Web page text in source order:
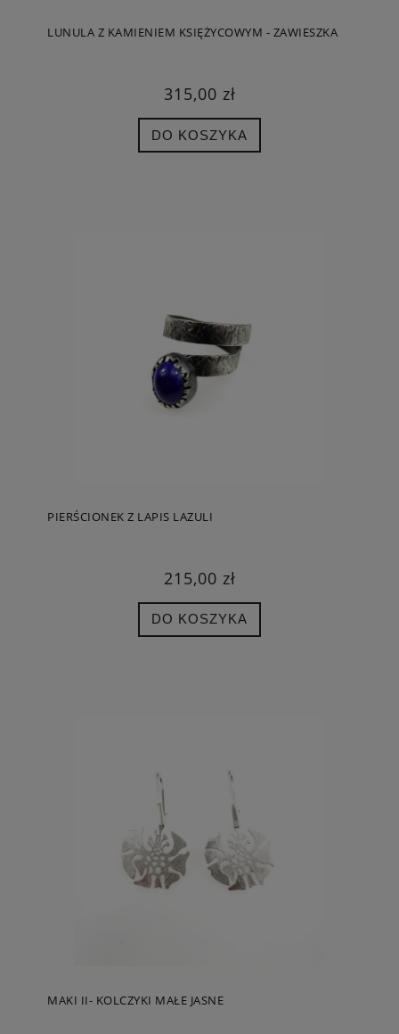
LUNULA Z KAMIENIEM KSIĘŻYCOWYM - ZAWIESZKA
315,00 zł
DO KOSZYKA
PIERŚCIONEK Z LAPIS LAZULI
215,00 zł
DO KOSZYKA
MAKI II- KOLCZYKI MAŁE JASNE